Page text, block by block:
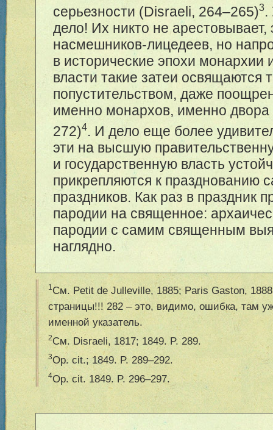
серьезности (Disraeli, 264–265)3.
дело! Их никто не арестовывает,
насмешников-лицедеев, но
в исторические эпохи монархии
власти такие затеи освящаются
попустительством, даже
именно монархов, именно двора
272)4. И дело еще более
эти на высшую
и государственную власть
прикрепляются к празднованию
праздников. Как раз в праздник
пародии на священное:
пародии с самим священным
наглядно.
1См. Petit de Julleville, 1885; Paris Gaston,
страницы!!! 282 – это, видимо, ошибка, там
именной указатель.
2См. Disraeli, 1817; 1849. P. 289.
3Op. cit.; 1849. P. 289–292.
4Op. cit. 1849. P. 296–297.